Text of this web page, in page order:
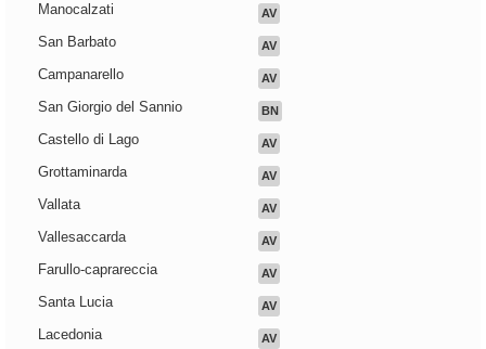
Manocalzati AV
San Barbato AV
Campanarello AV
San Giorgio del Sannio BN
Castello di Lago AV
Grottaminarda AV
Vallata AV
Vallesaccarda AV
Farullo-caprareccia AV
Santa Lucia AV
Lacedonia AV